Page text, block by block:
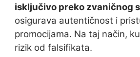
isključivo preko zvaničnog
osigurava autentičnost i
promocijama. Na taj način,
rizik od falsifikata.